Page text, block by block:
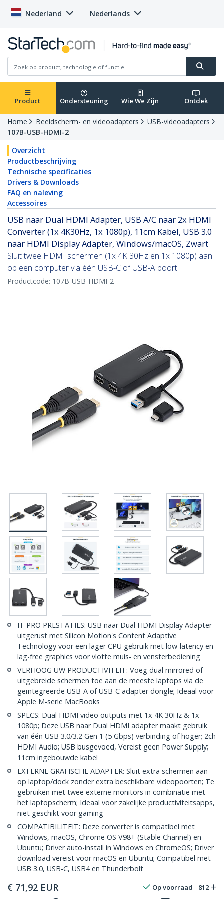
Nederland Nederlands
Product Ondersteuning Wie We Zijn Ontdek
Home Beeldscherm- en videoadapters
USB-videoadapters
107B-USB-HDMI-2
Overzicht
Productbeschrijving
Technische specificaties
Drivers & Downloads
FAQ en naleving
Accessoires
USB naar Dual HDMI Adapter, USB A/C naar 2x HDMI
Converter (1x 4K30Hz, 1x 1080p), 11cm Kabel, USB 3.0
naar HDMI Display Adapter, Windows/macOS, Zwart
Sluit twee HDMI schermen (1x 4K 30Hz en 1x 1080p) aan
op een computer via één USB-C of USB-A poort
Productcode: 107B-USB-HDMI-2
IT PRO PRESTATIES: USB naar Dual HDMI Display Adapter
uitgerust met Silicon Motion's Content Adaptive
Technology voor een lager CPU gebruik met low-latency en
lag-free graphics voor vlotte muis- en vensterbediening
VERHOOG UW PRODUCTIVITEIT: Voeg dual mirrored of
uitgebreide schermen toe aan de meeste laptops via de
geïntegreerde USB-A of USB-C adapter dongle; Ideaal voor
Apple M-serie MacBooks
SPECS: Dual HDMI video outputs met 1x 4K 30Hz & 1x
1080p; Deze USB naar Dual HDMI adapter maakt gebruik
van één USB 3.0/3.2 Gen 1 (5 Gbps) verbinding of hoger; 2ch
HDMI Audio; USB busgevoed, Vereist geen Power Supply;
11cm ingebouwde kabel
EXTERNE GRAFISCHE ADAPTER: Sluit extra schermen aan
op laptop/dock zonder extra beschikbare videopoorten; Te
gebruiken met twee externe monitors in combinatie met
het laptopscherm; Ideaal voor zakelijke productiviteitsapps,
niet geschikt voor gaming
COMPATIBILITEIT: Deze converter is compatibel met
Windows, macOS, Chrome OS V98+ (Stable Channel) en
Ubuntu; Driver auto-install in Windows en ChromeOS; Driver
download vereist voor macOS en Ubuntu; Compatibel met
USB 3.0, USB-C, USB4 en Thunderbolt
€ 71,92 EUR Op voorraad 812